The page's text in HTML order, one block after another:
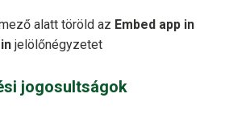
alatt töröld az Embed app in
jelölőnégyzetet
jogosultságok